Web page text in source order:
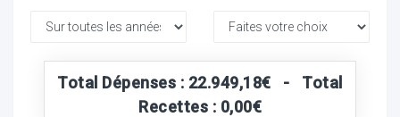
Total Dépenses : 22.949,18€ - Total
Recettes : 0,00€